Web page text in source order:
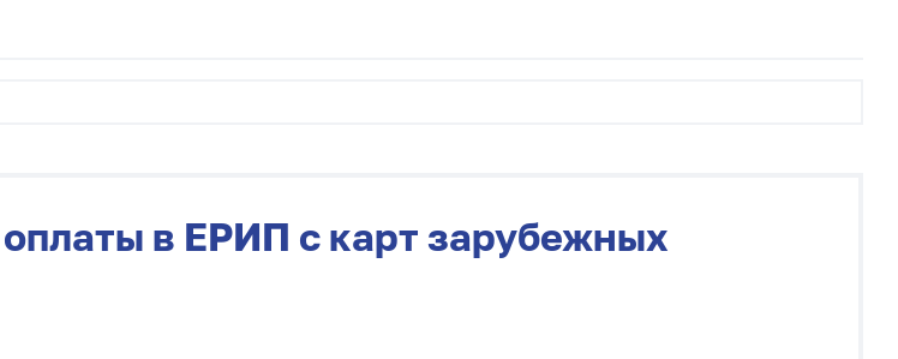
в ЕРИП с карт зарубежных